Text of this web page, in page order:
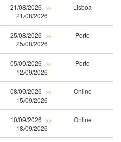
21/08/2026 >>
21/08/2026
Lisboa
25/08/2026 >>
25/08/2026
Porto
05/09/2026 >>
12/09/2026
Porto
08/09/2026 >>
15/09/2026
Online
10/09/2026 >>
18/09/2026
Online